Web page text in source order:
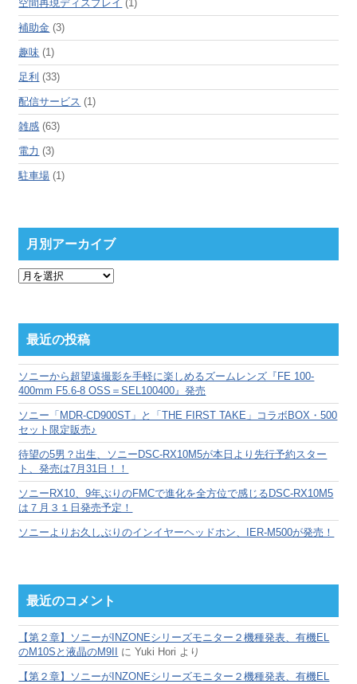
空間再現ディスプレイ (1)
補助金 (3)
趣味 (1)
足利 (33)
配信サービス (1)
雑感 (63)
電力 (3)
駐車場 (1)
月別アーカイブ
月
ー
カ
ブ
最近の投稿
ソニーから超望遠撮影を手軽に楽しめるズームレンズ『FE 100-
400mm F5.6-8 OSS＝SEL100400』発売
ソニー「MDR-CD900ST」と「THE FIRST TAKE」コラボBOX・500
セット限定販売♪
待望の5男？出生、ソニーDSC-RX10M5が本日より先行予約スター
ト、発売は7月31日！！
ソニーRX10、9年ぶりのFMCで進化を全方位で感じるDSC-RX10M5
は７月３１日発売予定！
ソニーよりお久しぶりのインイヤーヘッドホン、IER-M500が発売！
最近のコメント
【第２章】ソニーがINZONEシリーズモニター２機種発表、有機EL
のM10Sと液晶のM9II
にYuki Hori より
【第２章】ソニーがINZONEシリーズモニター２機種発表、有機EL